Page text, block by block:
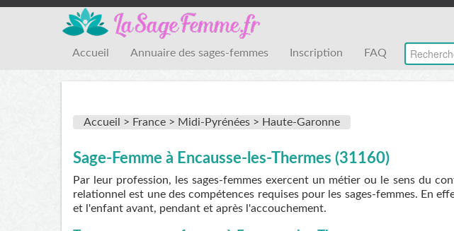
Accueil Annuaire des sages-femmes Inscription FAQ
Accueil > France > Midi-Pyrénées > Haute-Garonne
Sage-Femme à Encausse-les-Thermes (31160)
Par leur profession, les sages-femmes exercent un métier ou le sens du
relationnel est une des compétences requises pour les sages-femmes. En
et l'enfant avant, pendant et après l'accouchement.